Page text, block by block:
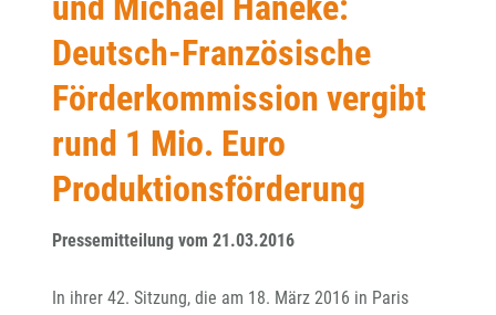
Deutsch-Französische
Förderkommission vergibt
rund 1 Mio. Euro
Produktionsförderung
Pressemitteilung vom 21.03.2016
In ihrer 42. Sitzung, die am 18. März 2016 in Paris